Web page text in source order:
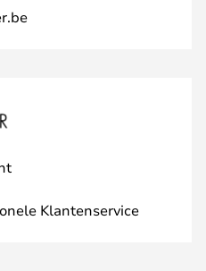
Klantenservice